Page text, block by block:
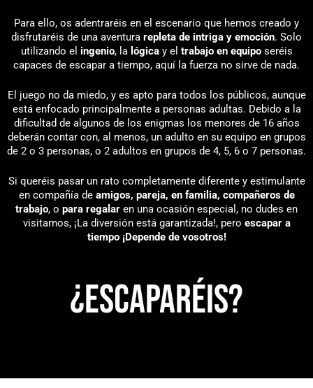
Para ello, os adentraréis en el escenario que hemos creado y
disfrutaréis de una aventura repleta de intriga y emoción. Solo
utilizando el ingenio, la lógicay el trabajo en equiposeréis
capaces de escapar a tiempo, aquí la fuerza no sirve de nada.
El juego no da miedo, y es apto para todos los públicos, aunque
está enfocado principalmente a personas adultas. Debido a la
dificultad de algunos de los enigmas los menores de 16 años
deberán contar con, al menos, un adulto en su equipo en grupos
de 2 o 3 personas, o 2 adultos en grupos de 4, 5, 6 o 7 personas.
Si queréis pasar un rato completamente diferente y estimulante
en compañía de amigos, pareja, en familia, compañeros de
trabajo, o para regalar en una ocasión especial, no dudes en
visitarnos, ¡La diversión está garantizada!, pero escapar a
tiempo ¡Depende de vosotros!
¿Escaparéis?